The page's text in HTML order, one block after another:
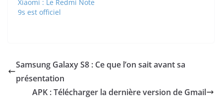
Xiaomi : Le Redmi Note
9s est officiel
Samsung Galaxy S8 : Ce que l’on sait avant sa
présentation
APK : Télécharger la dernière version de Gmail